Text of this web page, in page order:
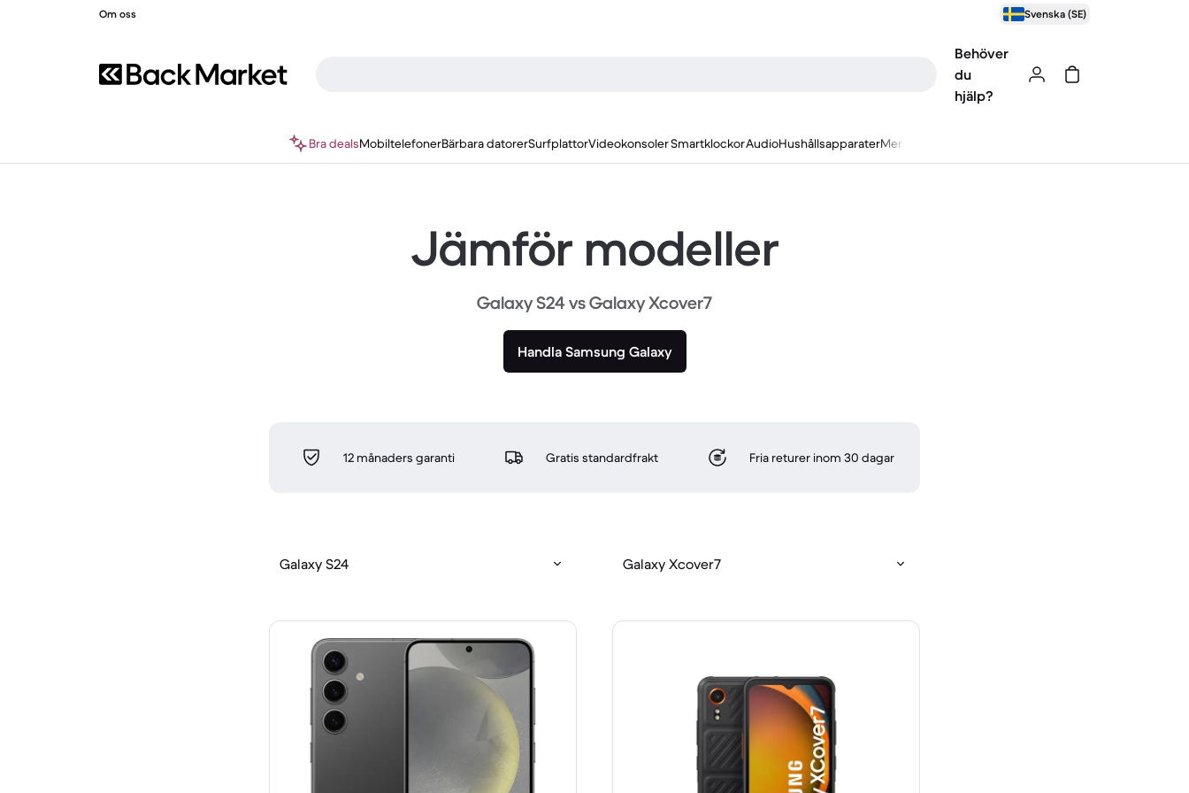
Om oss Svenska (SE)
Behöver
du
hjälp?
Bra dealsMobiltelefonerBärbara datorerSurfplattorVideokonsolerSmartklockorAudioHushållsapparaterMer
Jämför modeller
Galaxy S24 vs Galaxy Xcover7
Handla Samsung Galaxy
12 månaders garanti Gratis standardfrakt Fria returer inom 30 dagar
Galaxy S24 Galaxy Xcover7